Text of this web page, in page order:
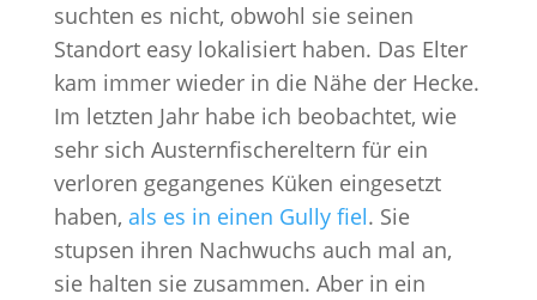
suchten es nicht, obwohl sie seinen
Standort easy lokalisiert haben. Das Elter
kam immer wieder in die Nähe der Hecke.
Im letzten Jahr habe ich beobachtet, wie
sehr sich Austernfischereltern für ein
verloren gegangenes Küken eingesetzt
haben, als es in einen Gully fiel. Sie
stupsen ihren Nachwuchs auch mal an,
sie halten sie zusammen. Aber in ein